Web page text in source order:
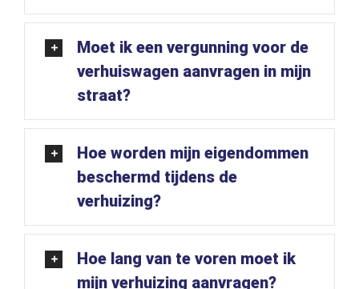
Moet ik een vergunning voor de
verhuiswagen aanvragen in mijn
straat?
Hoe worden mijn eigendommen
beschermd tijdens de
verhuizing?
Hoe lang van te voren moet ik
mijn verhuizing aanvragen?